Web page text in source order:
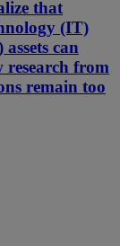
that
(IT)
can
research from
remain too